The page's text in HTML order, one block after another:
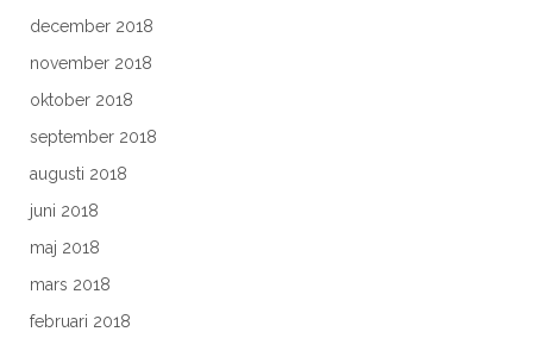
december 2018
november 2018
oktober 2018
september 2018
augusti 2018
juni 2018
maj 2018
mars 2018
februari 2018